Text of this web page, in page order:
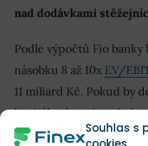
Souhlas s
nad dodávkami
Podle výpočtů Fio
násobku 8 až 10x EV/
11 miliard Kč. Pokud by
kapitál ochotný zaplatit
vyšplhat až k 15